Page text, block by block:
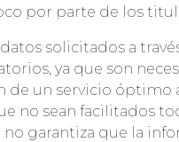
por parte de los
solicitados a
ya que son
de un servicio óptimo
no sean facilitados
garantiza que la